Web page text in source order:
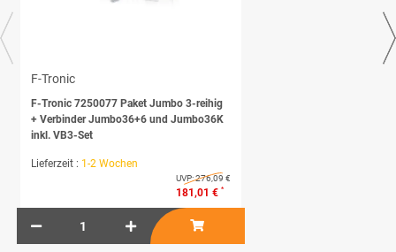
F-Tronic
F-Tronic 7250077 Paket Jumbo 3-reihig
+ Verbinder Jumbo36+6 und Jumbo36K
inkl. VB3-Set
Lieferzeit : 1-2 Wochen
UVP:276,09 €
181,01 € *